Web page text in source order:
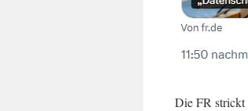
Die FR strickt